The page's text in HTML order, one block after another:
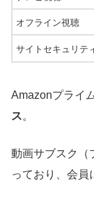
オフライン視聴
サイトセキュリテ
Amazonプライ
ス。
動画サブスク（
っており、会員